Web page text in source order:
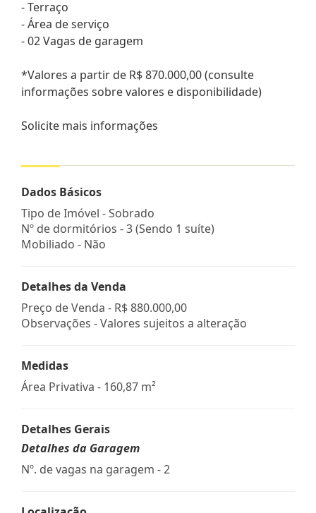
- Terraço
- Área de serviço
- 02 Vagas de garagem
*Valores a partir de R$ 870.000,00 (consulte
informações sobre valores e disponibilidade)
Solicite mais informações
Dados Básicos
Tipo de Imóvel - Sobrado
Nº de dormitórios - 3 (Sendo 1 suíte)
Mobiliado - Não
Detalhes da Venda
Preço de Venda - R$ 880.000,00
Observações - Valores sujeitos a alteração
Medidas
Área Privativa - 160,87 m²
Detalhes Gerais
Detalhes da Garagem
Nº. de vagas na garagem - 2